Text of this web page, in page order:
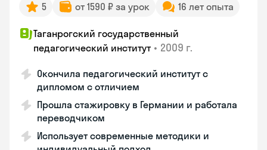
5 от 1590 ₽ за урок 16 лет опыта
Таганрогский государственный
педагогический институт • 2009 г.
Окончила педагогический институт с
дипломом с отличием
Прошла стажировку в Германии и работала
переводчиком
Использует современные методики и